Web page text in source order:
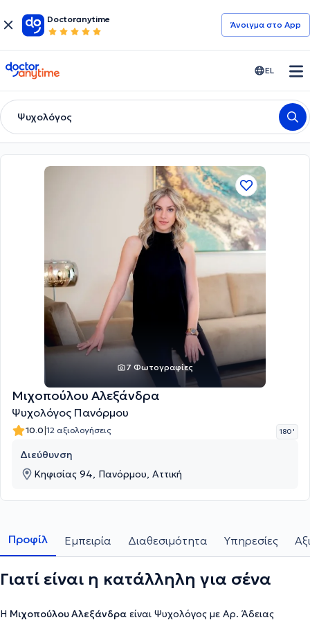
Doctoranytime
Άνοιγμα στο App
doctoranytime EL
Ψυχολόγος
7 Φωτογραφίες
Μιχοπούλου Αλεξάνδρα
Ψυχολόγος Πανόρμου
10.0|12 αξιολογήσεις 180 '
Διεύθυνση
Κηφισίας 94, Πανόρμου, Αττική
Προφίλ Εμπειρία Διαθεσιμότητα Υπηρεσίες
Γιατί είναι η κατάλληλη για σένα
Η Μιχοπούλου Αλεξάνδρα είναι Ψυχολόγος με Αρ. Άδειας